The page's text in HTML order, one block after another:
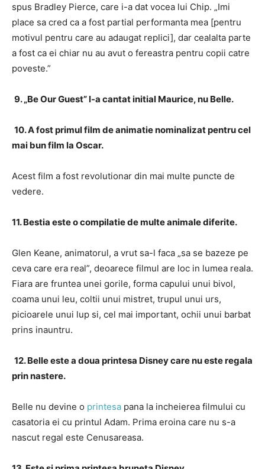
spus Bradley Pierce, care i-a dat vocea lui Chip. „Imi
place sa cred ca a fost partial performanta mea [pentru
motivul pentru care au adaugat replici], dar cealalta parte
a fost ca ei chiar nu au avut o fereastra pentru copii catre
poveste.”
9. „Be Our Guest” l-a cantat initial Maurice, nu Belle.
10. A fost primul film de animatie nominalizat pentru cel
mai bun film la Oscar.
Acest film a fost revolutionar din mai multe puncte de
vedere.
11. Bestia este o compilatie de multe animale diferite.
Glen Keane, animatorul, a vrut sa-l faca „sa se bazeze pe
ceva care era real”, deoarece filmul are loc in lumea reala.
Fiara are fruntea unei gorile, forma capului unui bivol,
coama unui leu, coltii unui mistret, trupul unui urs,
picioarele unui lup si, cel mai important, ochii unui barbat
prins inauntru.
12. Belle este a doua printesa Disney care nu este regala
prin nastere.
Belle nu devine o printesa pana la incheierea filmului cu
casatoria ei cu printul Adam. Prima eroina care nu s-a
nascut regal este Cenusareasa.